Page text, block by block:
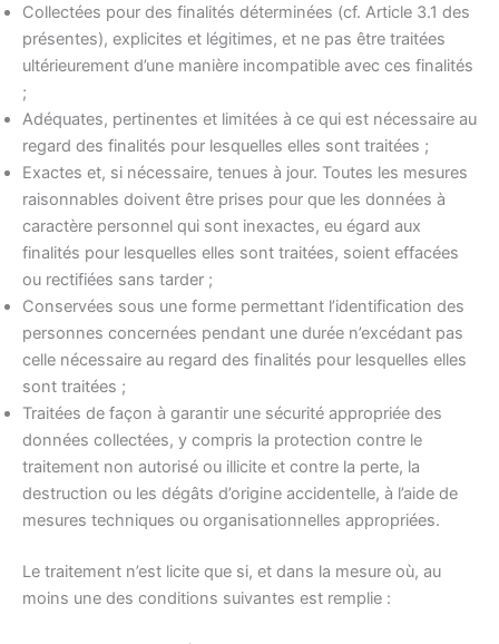
Collectées pour des finalités déterminées (cf. Article 3.1 des
présentes), explicites et légitimes, et ne pas être traitées
ultérieurement d’une manière incompatible avec ces finalités
;
Adéquates, pertinentes et limitées à ce qui est nécessaire au
regard des finalités pour lesquelles elles sont traitées ;
Exactes et, si nécessaire, tenues à jour. Toutes les mesures
raisonnables doivent être prises pour que les données à
caractère personnel qui sont inexactes, eu égard aux
finalités pour lesquelles elles sont traitées, soient effacées
ou rectifiées sans tarder ;
Conservées sous une forme permettant l’identification des
personnes concernées pendant une durée n’excédant pas
celle nécessaire au regard des finalités pour lesquelles elles
sont traitées ;
Traitées de façon à garantir une sécurité appropriée des
données collectées, y compris la protection contre le
traitement non autorisé ou illicite et contre la perte, la
destruction ou les dégâts d’origine accidentelle, à l’aide de
mesures techniques ou organisationnelles appropriées.
Le traitement n’est licite que si, et dans la mesure où, au
moins une des conditions suivantes est remplie :